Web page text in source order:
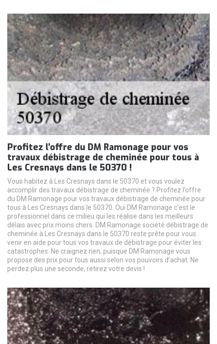
Profitez l’offre du DM Ramonage pour vos
travaux débistrage de cheminée pour tous à
Les Cresnays dans le 50370 !
Vous habitez à Les Cresnays dans le 50370 et vous voulez
accomplir des travaux débistrage de cheminée ? Profitez l’offre
du DM Ramonage pour vos travaux débistrage de cheminée pour
tous à Les Cresnays dans le 50370. Oui DM Ramonage c’est le
professionnel dans ce milieu qui les réalise dans les meilleurs
délais avec prix moins chers. DM Ramonage société débistrage de
cheminée à Les Cresnays dans le 50370 reste prête pour vous
venir en aide pour tous vos travaux de débistrage pour éviter les
catastrophes. Ne craignez rien, puisque DM Ramonage vous
propose des prix pour tous aussi selon vos pouvoirs d’achat. Ne
perdez plus une seconde, retirez votre devis !